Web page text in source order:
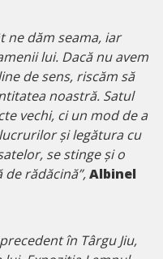
ne dăm seama, iar
lui. Dacă nu avem
de sens, riscăm să
noastră. Satul
vechi, ci un mod de a
și legătura cu
se stinge și o
rădăcină”,Albinel
în Târgu Jiu,